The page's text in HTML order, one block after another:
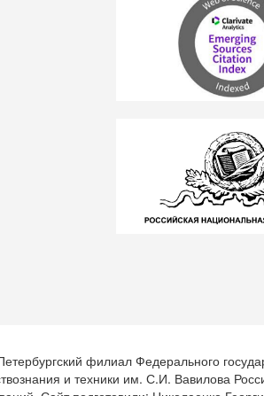
филиал Федерального
и техники им. С.И. Вавилова